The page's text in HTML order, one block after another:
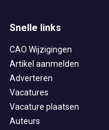
Snelle links
CAO Wijzigingen
Artikel aanmelden
Adverteren
Vacatures
Vacature plaatsen
Auteurs